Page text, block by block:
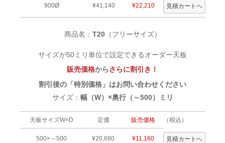
900Ø ¥41,140 ¥22,210
商品名： T20（フリーサイズ）
サイズが50ミリ単位で設定できるオーダー天板
販売価格からさらに割引き！
割引後の「特別価格」はお問い合わせください
サイズ： 幅（W）×奥行（～500）ミリ
天板サイズW×D 定価 販売価格 （税込）
500×～500 ¥20,680 ¥11,160